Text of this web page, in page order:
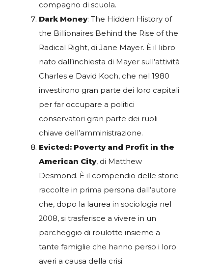
compagno di scuola.
Dark Money: The Hidden History of
the Billionaires Behind the Rise of the
Radical Right, di Jane Mayer. È il libro
nato dall’inchiesta di Mayer sull’attività
Charles e David Koch, che nel 1980
investirono gran parte dei loro capitali
per far occupare a politici
conservatori gran parte dei ruoli
chiave dell’amministrazione.
Evicted: Poverty and Profit in the
American City, di Matthew
Desmond. È il compendio delle storie
raccolte in prima persona dall’autore
che, dopo la laurea in sociologia nel
2008, si trasferisce a vivere in un
parcheggio di roulotte insieme a
tante famiglie che hanno perso i loro
averi a causa della crisi.